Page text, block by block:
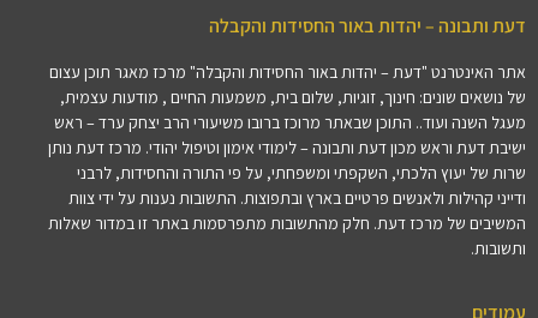
דעת ותבונה – יהדות באור החסידות והקבלה
אתר האינטרנט "דעת – יהדות באור החסידות והקבלה" מרכז מאגר תוכן עצום
של נושאים שונים: חינוך, זוגיות, שלום בית, משמעות החיים , מודעות עצמית,
מעגל השנה ועוד.. התוכן שבאתר מרוכז ברובו משיעורי הרב יצחק ערד – ראש
ישיבת דעת וראש מכון דעת ותבונה – לימודי אימון וטיפול יהודי. מרכז דעת נותן
שרות של יעוץ הלכתי, השקפתי ומשפחתי, על פי התורה והחסידות, לרבני
ודייני קהילות ולאנשים פרטיים בארץ ובתפוצות. התשובות נענות על ידי צוות
המשיבים של מרכז דעת. חלק מהתשובות מתפרסמות באתר זו במדור שאלות
ותשובות.
עמודים